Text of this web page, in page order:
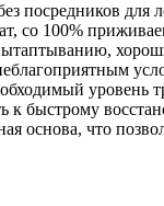
посредников для
со 100%
уровень
к быстрому
основа, что